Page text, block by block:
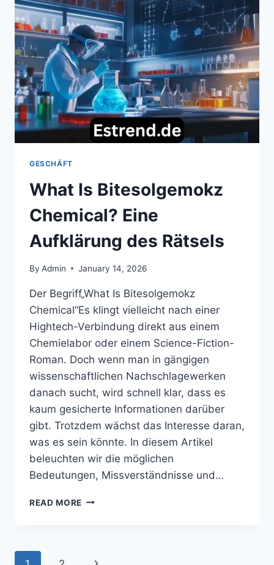
WAS
DU
DARÜBER
WISSEN
MUSST
GESCHÄFT
What Is Bitesolgemokz
Chemical? Eine
Aufklärung des Rätsels
By Admin January 14, 2026
Der Begriff„What Is Bitesolgemokz
Chemical“Es klingt vielleicht nach einer
Hightech-Verbindung direkt aus einem
Chemielabor oder einem Science-Fiction-
Roman. Doch wenn man in gängigen
wissenschaftlichen Nachschlagewerken
danach sucht, wird schnell klar, dass es
kaum gesicherte Informationen darüber
gibt. Trotzdem wächst das Interesse daran,
was es sein könnte. In diesem Artikel
beleuchten wir die möglichen
Bedeutungen, Missverständnisse und…
READ MORE WHAT